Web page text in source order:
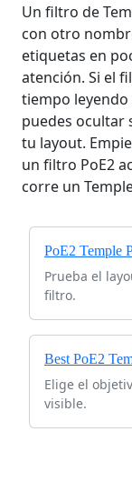
Un filtro de
con otro
etiquetas en
atención. Si el
tiempo leyendo
puedes ocultar
tu layout.
un filtro PoE2
corre un
PoE2 Temple
Prueba el
filtro.
Best PoE2
Elige el
visible.